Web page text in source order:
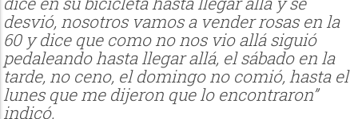
desvió, nosotros vamos a vender rosas en la
60 y dice que como no nos vio allá siguió
pedaleando hasta llegar allá, el sábado en la
tarde, no ceno, el domingo no comió, hasta el
lunes que me dijeron que lo encontraron”
indicó.